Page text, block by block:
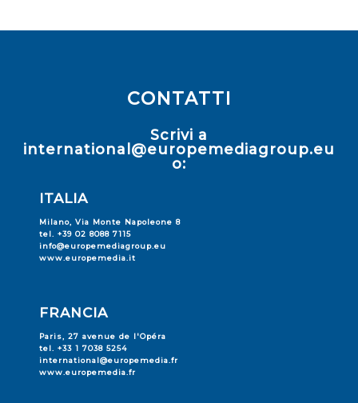
CONTATTI
Scrivi a
international@europemediagroup.eu
o:
ITALIA
Milano, Via Monte Napoleone 8
tel. +39 02 8088 7115
info@europemediagroup.eu
www.europemedia.it
FRANCIA
Paris, 27 avenue de l'Opéra
tel. +33 1 7038 5254
international@europemedia.fr
www.europemedia.fr